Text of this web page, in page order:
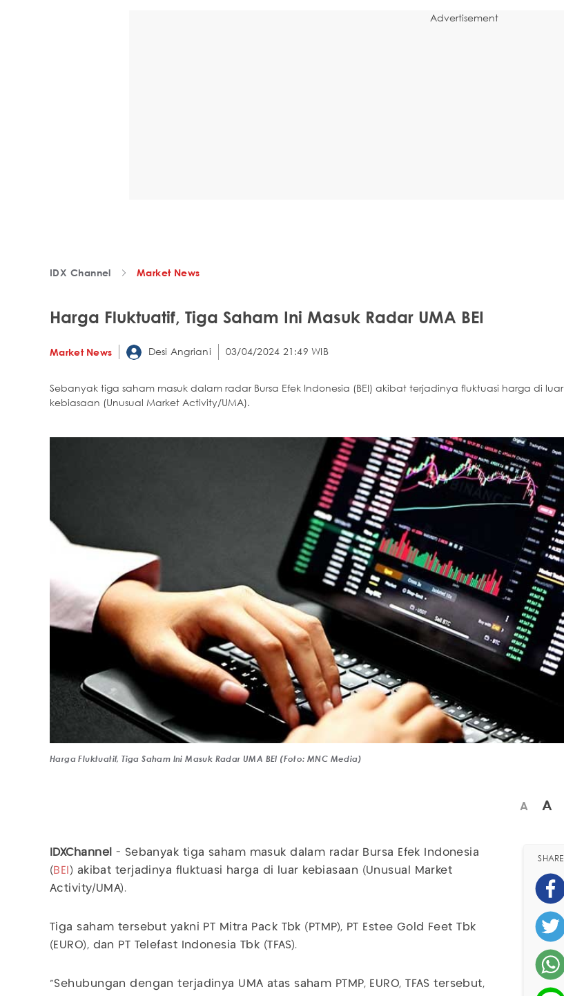
Advertisement
IDX Channel Market News
Harga Fluktuatif, Tiga Saham Ini Masuk Radar UMA BEI
Market News Desi Angriani 03/04/2024 21:49 WIB
Sebanyak tiga saham masuk dalam radar Bursa Efek Indonesia (BEI) akibat terjadinya fluktuasi harga di luar
kebiasaan (Unusual Market Activity/UMA).
Harga Fluktuatif, Tiga Saham Ini Masuk Radar UMA BEI (Foto: MNC Media)
A A
IDXChannel
- Sebanyak tiga saham masuk dalam radar Bursa Efek Indonesia
( BEI ) akibat terjadinya fluktuasi harga di luar kebiasaan (Unusual Market
Activity/UMA).
Tiga saham tersebut yakni PT Mitra Pack Tbk (PTMP), PT Estee Gold Feet Tbk
(EURO), dan PT Telefast Indonesia Tbk (TFAS).
"Sehubungan dengan terjadinya UMA atas saham PTMP, EURO, TFAS tersebut,
SHARE